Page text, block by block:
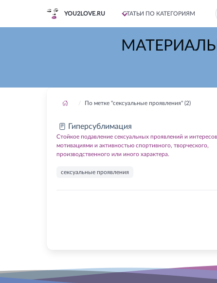
YOU2LOVE.RU СТАТЬИ ПО КАТЕГОРИЯМ
По метке "сексуальные проявления" (2)
Гиперсублимация
Cтойкое подавление сексуальных проявлений и интересов
мотивациями и активностью спортивного, творческого,
производственного или иного характера.
сексуальные проявления